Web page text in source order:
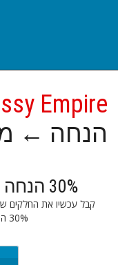
Empire
הנחה ←
30% הנחה על missyempire.com
30% הנחה באמצעות קוד המבצע.